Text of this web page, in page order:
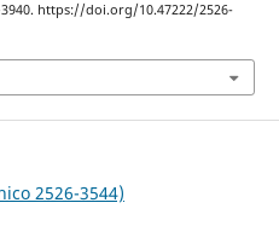
https://doi.org/10.47222/2526-
2526-3544)